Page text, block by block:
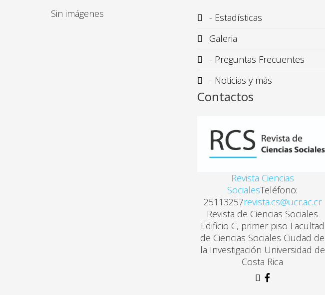
Sin imágenes
- Estadísticas
Galeria
- Preguntas Frecuentes
- Noticias y más
Contactos
Revista Ciencias
SocialesTeléfono:
25113257revista.cs@ucr.ac.cr
Revista de Ciencias Sociales
Edificio C, primer piso Facultad
de Ciencias Sociales Ciudad de
la Investigación Universidad de
Costa Rica